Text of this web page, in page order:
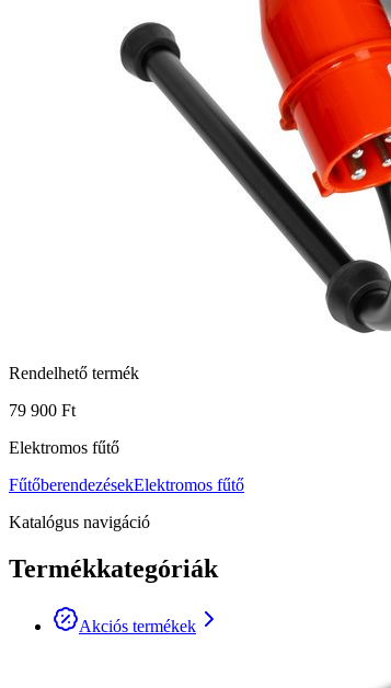
Rendelhető termék
79 900 Ft
Elektromos fűtő
FűtőberendezésekElektromos fűtő
Katalógus navigáció
Termékkategóriák
Akciós termékek